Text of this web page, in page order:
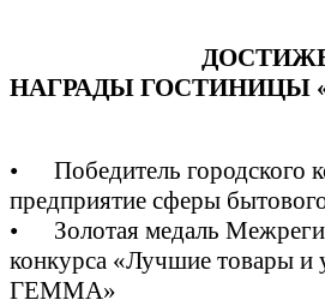
НАГРАДЫ ГОСТИНИЦЫ
• Победитель городского
предприятие сферы
• Золотая медаль
конкурса «Лучшие товары и
ГЕММА»